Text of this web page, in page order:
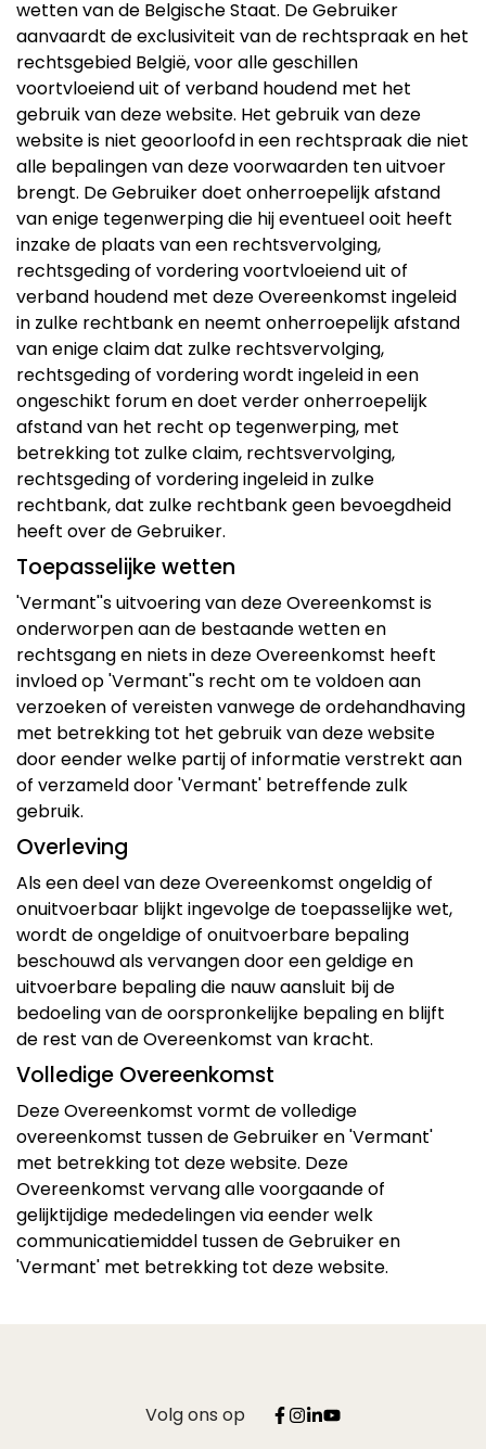
wetten van de Belgische Staat. De Gebruiker
aanvaardt de exclusiviteit van de rechtspraak en het
rechtsgebied België, voor alle geschillen
voortvloeiend uit of verband houdend met het
gebruik van deze website. Het gebruik van deze
website is niet geoorloofd in een rechtspraak die niet
alle bepalingen van deze voorwaarden ten uitvoer
brengt. De Gebruiker doet onherroepelijk afstand
van enige tegenwerping die hij eventueel ooit heeft
inzake de plaats van een rechtsvervolging,
rechtsgeding of vordering voortvloeiend uit of
verband houdend met deze Overeenkomst ingeleid
in zulke rechtbank en neemt onherroepelijk afstand
van enige claim dat zulke rechtsvervolging,
rechtsgeding of vordering wordt ingeleid in een
ongeschikt forum en doet verder onherroepelijk
afstand van het recht op tegenwerping, met
betrekking tot zulke claim, rechtsvervolging,
rechtsgeding of vordering ingeleid in zulke
rechtbank, dat zulke rechtbank geen bevoegdheid
heeft over de Gebruiker.
Toepasselijke wetten
'Vermant''s uitvoering van deze Overeenkomst is
onderworpen aan de bestaande wetten en
rechtsgang en niets in deze Overeenkomst heeft
invloed op 'Vermant''s recht om te voldoen aan
verzoeken of vereisten vanwege de ordehandhaving
met betrekking tot het gebruik van deze website
door eender welke partij of informatie verstrekt aan
of verzameld door 'Vermant' betreffende zulk
gebruik.
Overleving
Als een deel van deze Overeenkomst ongeldig of
onuitvoerbaar blijkt ingevolge de toepasselijke wet,
wordt de ongeldige of onuitvoerbare bepaling
beschouwd als vervangen door een geldige en
uitvoerbare bepaling die nauw aansluit bij de
bedoeling van de oorspronkelijke bepaling en blijft
de rest van de Overeenkomst van kracht.
Volledige Overeenkomst
Deze Overeenkomst vormt de volledige
overeenkomst tussen de Gebruiker en 'Vermant'
met betrekking tot deze website. Deze
Overeenkomst vervang alle voorgaande of
gelijktijdige mededelingen via eender welk
communicatiemiddel tussen de Gebruiker en
'Vermant' met betrekking tot deze website.
Volg ons op